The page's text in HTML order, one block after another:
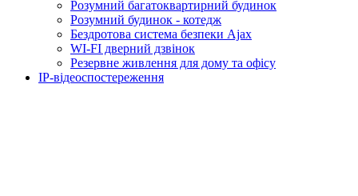
Розумний багатоквартирний будинок
Розумний будинок - котедж
Бездротова система безпеки Ajax
WI-FI дверний дзвінок
Резервне живлення для дому та офісу
IP-відеоспостереження